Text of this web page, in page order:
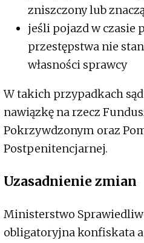
zniszczony lub
jeśli pojazd w czasie
przestępstwa nie
własności sprawcy
W takich przypadkach
nawiązkę na rzecz
Pokrzywdzonym oraz
Postpenitencjarnej.
Uzasadnienie zmian
Ministerstwo
obligatoryjna konfiskata